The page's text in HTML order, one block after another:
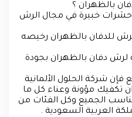
بالظهران ؟
حشرات خبيرة في مجال الرش
للدفان بالظهران رخيصه
دفان بالظهران بجودة
شركة الحلول الألمانية
تكفيك مؤونة وعناء كل ما
الجميع وكل الفئات من
العربية السعودية .